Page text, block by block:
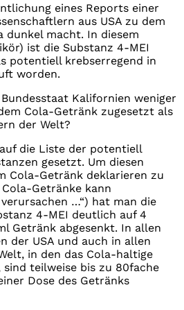
eines Reports einer
aus USA zu dem
dunkel macht. In diesem
ist die Substanz 4-MEI
potentiell krebserregend in
worden.
Kalifornien weniger
Cola-Getränk zugesetzt als
der Welt?
die Liste der potentiell
gesetzt. Um diesen
Cola-Getränk deklarieren zu
Getränke kann
…“) hat man die
4-MEI deutlich auf 4
Getränk abgesenkt. In allen
der USA und auch in allen
in den das Cola-haltige
teilweise bis zu 80fache
Dose des Getränks